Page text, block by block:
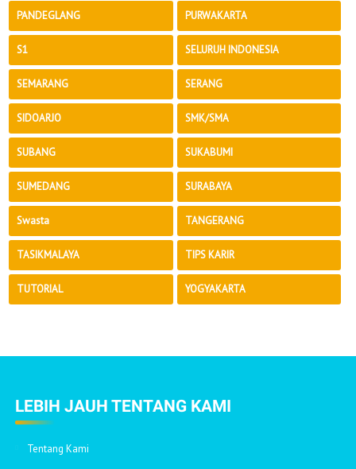
PANDEGLANG PURWAKARTA
S1 SELURUH INDONESIA
SEMARANG SERANG
SIDOARJO SMK/SMA
SUBANG SUKABUMI
SUMEDANG SURABAYA
Swasta TANGERANG
TASIKMALAYA TIPS KARIR
TUTORIAL YOGYAKARTA
LEBIH JAUH TENTANG KAMI
Tentang Kami